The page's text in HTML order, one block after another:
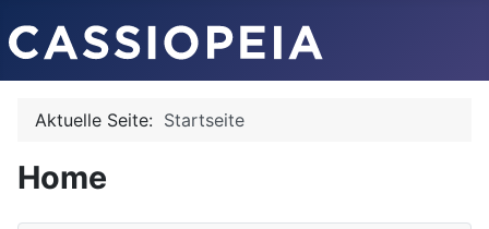
Aktuelle Seite: Startseite
Home